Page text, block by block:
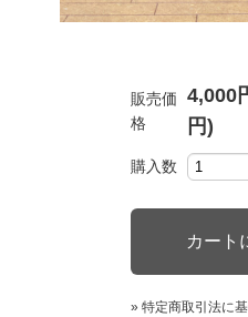
販売価
格
4,000
円)
購入数
» 特定商取引法に